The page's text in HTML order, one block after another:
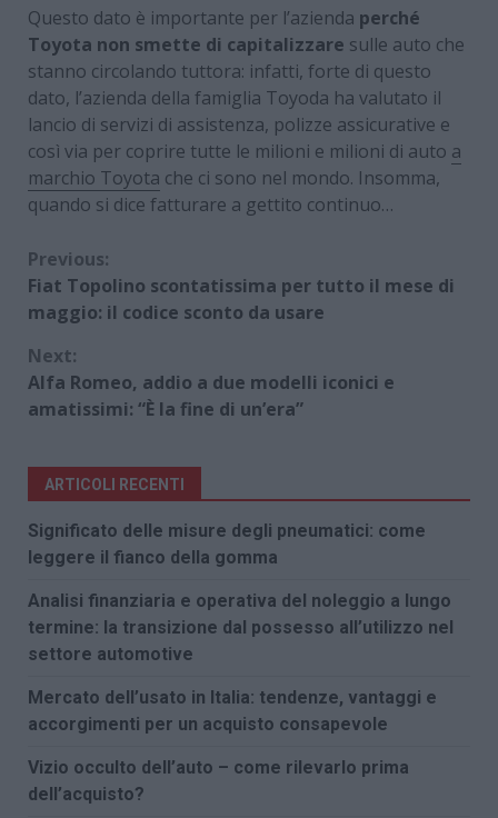
Questo dato è importante per l’azienda perché
Toyota non smette di capitalizzare sulle auto che
stanno circolando tuttora: infatti, forte di questo
dato, l’azienda della famiglia Toyoda ha valutato il
lancio di servizi di assistenza, polizze assicurative e
così via per coprire tutte le milioni e milioni di auto a
marchio Toyota che ci sono nel mondo. Insomma,
quando si dice fatturare a gettito continuo…
Continue
Reading
Previous:
Fiat Topolino scontatissima per tutto il mese di
maggio: il codice sconto da usare
Next:
Alfa Romeo, addio a due modelli iconici e
amatissimi: “È la fine di un’era”
ARTICOLI RECENTI
Significato delle misure degli pneumatici: come
leggere il fianco della gomma
Analisi finanziaria e operativa del noleggio a lungo
termine: la transizione dal possesso all’utilizzo nel
settore automotive
Mercato dell’usato in Italia: tendenze, vantaggi e
accorgimenti per un acquisto consapevole
Vizio occulto dell’auto – come rilevarlo prima
dell’acquisto?